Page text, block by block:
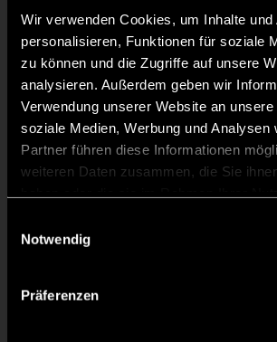
Wir verwenden Cookies, um Inhalte und
personalisieren, Funktionen für soziale
zu können und die Zugriffe auf unsere
analysieren. Außerdem geben wir
Verwendung unserer Website an
soziale Medien, Werbung und Analysen
Partner führen diese Informationen
weiteren Daten zusammen, die Sie
Notwendig
Präferenzen
Lena Lotta
Staff